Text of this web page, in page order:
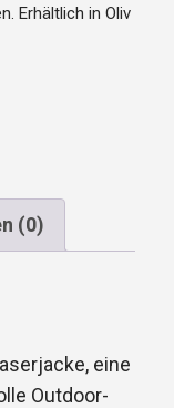
Erhältlich in Oliv
(0)
eine
Outdoor-